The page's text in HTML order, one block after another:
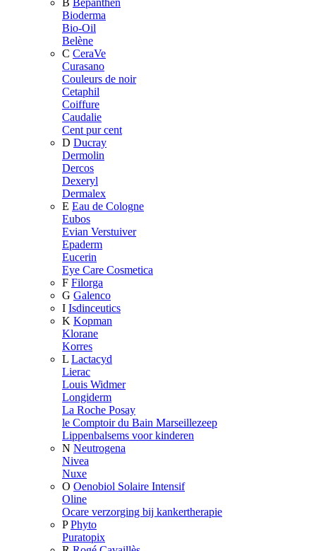
B Bepanthen
Bioderma
Bio-Oil
Belène
C CeraVe
Curasano
Couleurs de noir
Cetaphil
Coiffure
Caudalie
Cent pur cent
D Ducray
Dermolin
Dercos
Dexeryl
Dermalex
E Eau de Cologne
Eubos
Evian Verstuiver
Epaderm
Eucerin
Eye Care Cosmetica
F Filorga
G Galenco
I Isdinceutics
K Kopman
Klorane
Korres
L Lactacyd
Lierac
Louis Widmer
Longiderm
La Roche Posay
le Comptoir du Bain Marseillezeep
Lippenbalsems voor kinderen
N Neutrogena
Nivea
Nuxe
O Oenobiol Solaire Intensif
Oline
Ocare verzorging bij kankertherapie
P Phyto
Puratopix